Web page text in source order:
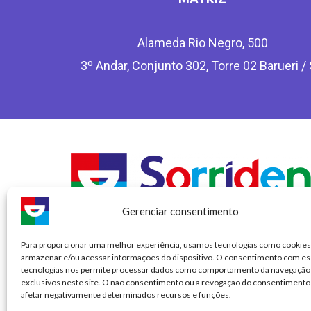
Gerenciar consentimento
Para proporcionar uma melhor experiência, usamos tecnologias como cookies
armazenar e/ou acessar informações do dispositivo. O consentimento com
tecnologias nos permite processar dados como comportamento da navegação
exclusivos neste site. O não consentimento ou a revogação do
afetar negativamente determinados recursos e funções.
Alameda Rio Negro, 500
3º Andar, Conjunto 302, Torre 02 Barueri /
SORRIDENTS – RT: Dra Flávia Cristina Reis Augusto
CRO CL: 7574
CRO/SP – 92.072
RAZÃO SOCIAL: DSO DENTAL SERVICE OFFICE